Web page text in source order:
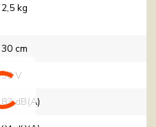
2,5 kg
30 cm
36 V
83 dB(A)